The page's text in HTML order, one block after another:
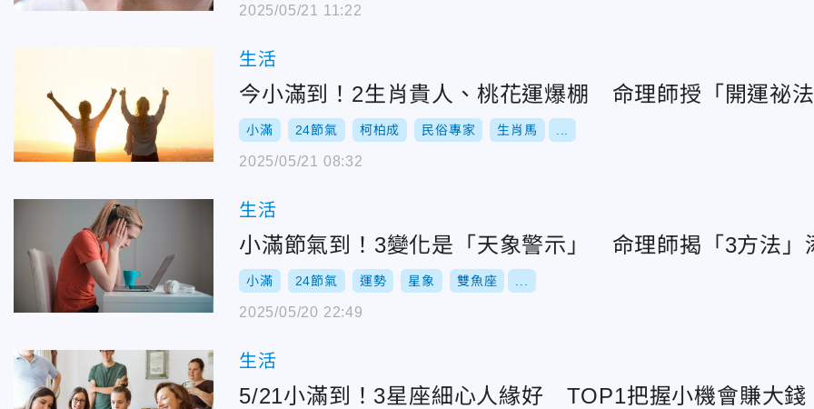
2025/05/21 11:22
生活
今小滿到！2生肖貴人、桃花運爆棚 命理師授「開運祕法
小滿 24節氣 柯柏成 民俗專家 生肖馬
2025/05/21 08:32
生活
小滿節氣到！3變化是「天象警示」 命理師揭「3方法」
小滿 24節氣 運勢 星象 雙魚座
2025/05/20 22:49
生活
5/21小滿到！3星座細心人緣好 TOP1把握小機會賺大錢